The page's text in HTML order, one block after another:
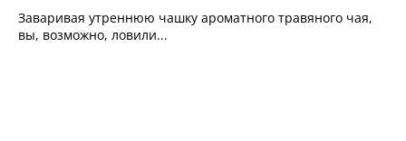
Заваривая утреннюю чашку ароматного травяного чая,
вы, возможно, ловили...